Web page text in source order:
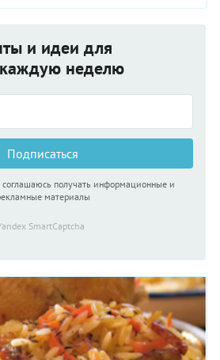
и идеи для
неделю
Подписаться
получать информационные и
материалы
SmartCaptcha